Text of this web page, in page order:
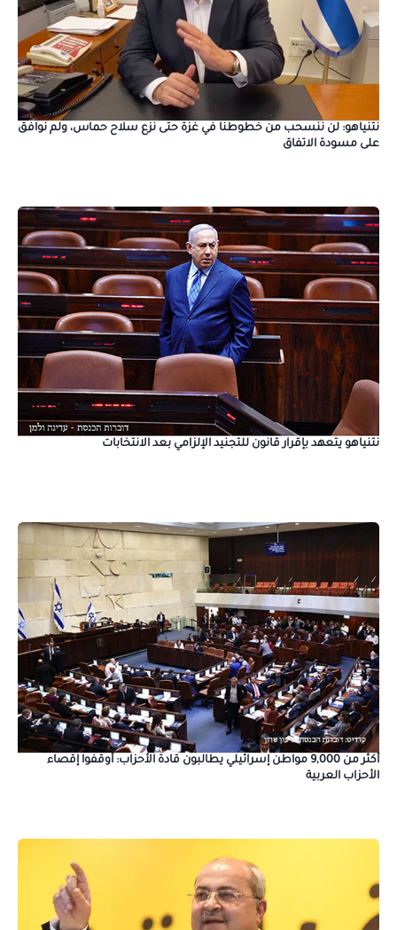
نتنياهو: لن ننسحب من خطوطنا في غزة حتى نزع سلاح حماس، ولم نوافق
على مسودة الاتفاق
نتنياهو يتعهد بإقرار قانون للتجنيد الإلزامي بعد الانتخابات
أكثر من 9,000 مواطن إسرائيلي يطالبون قادة الأحزاب: أوقفوا إقصاء
الأحزاب العربية